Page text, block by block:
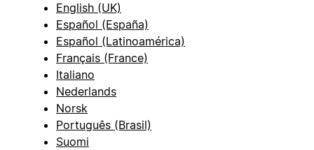
English (UK)
Español (España)
Español (Latinoamérica)
Français (France)
Italiano
Nederlands
Norsk
Português (Brasil)
Suomi